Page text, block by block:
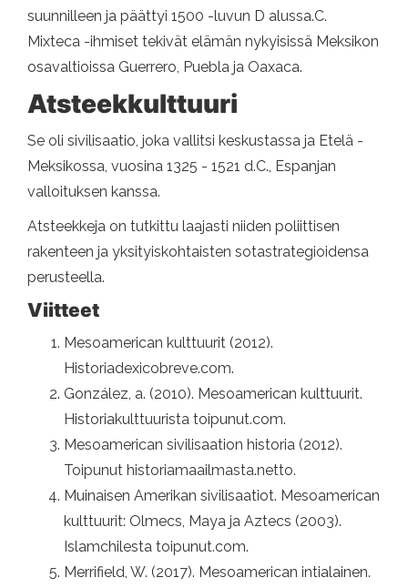
suunnilleen ja päättyi 1500 -luvun D alussa.C.
Mixteca -ihmiset tekivät elämän nykyisissä Meksikon
osavaltioissa Guerrero, Puebla ja Oaxaca.
Atsteekkulttuuri
Se oli sivilisaatio, joka vallitsi keskustassa ja Etelä -
Meksikossa, vuosina 1325 - 1521 d.C., Espanjan
valloituksen kanssa.
Atsteekkeja on tutkittu laajasti niiden poliittisen
rakenteen ja yksityiskohtaisten sotastrategioidensa
perusteella.
Viitteet
Mesoamerican kulttuurit (2012).
Historiadexicobreve.com.
González, a. (2010). Mesoamerican kulttuurit.
Historiakulttuurista toipunut.com.
Mesoamerican sivilisaation historia (2012).
Toipunut historiamaailmasta.netto.
Muinaisen Amerikan sivilisaatiot. Mesoamerican
kulttuurit: Olmecs, Maya ja Aztecs (2003).
Islamchilesta toipunut.com.
Merrifield, W. (2017). Mesoamerican intialainen.